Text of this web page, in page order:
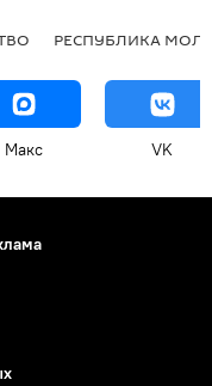
РЕСПУБЛИКА
Макс VK